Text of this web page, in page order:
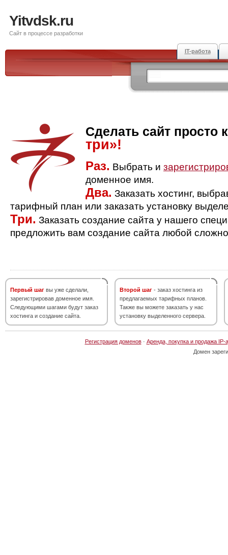
Yitvdsk.ru
Сайт в процессе разработки
IT-работа
Сделать сайт просто
три»!
Раз. Выбрать и
доменное имя.
Два. Заказать хостинг,
тарифный план или заказать установку
Три. Заказать создание сайта у нашего
предложить вам создание сайта любой
Первый шаг вы уже сделали,
зарегистрировав доменное имя.
Следующими шагами будут заказ
хостинга и создание сайта.
Второй шаг - заказ хостинга из
предлагаемых тарифных планов.
Также вы можете заказать у нас
установку выделенного сервера.
Регистрация доменов· Аренда, покупка и продажа IP-
Домен